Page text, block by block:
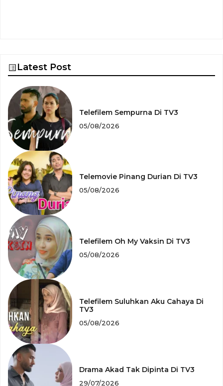
Latest Post
Telefilem Sempurna Di TV3
05/08/2026
Telemovie Pinang Durian Di TV3
05/08/2026
Telefilem Oh My Vaksin Di TV3
05/08/2026
Telefilem Suluhkan Aku Cahaya Di
TV3
05/08/2026
Drama Akad Tak Dipinta Di TV3
29/07/2026